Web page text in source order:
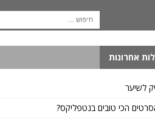
אחרונות
לשיער
הכי טובים בנטפליקס?